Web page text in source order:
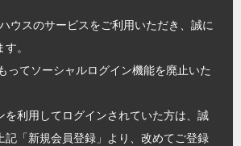
ウスのサービスをご利用いただき、誠に
。
ってソーシャルログイン機能を廃止いた
を利用してログインされていた方は、誠
記「新規会員登録」より、改めてご登録